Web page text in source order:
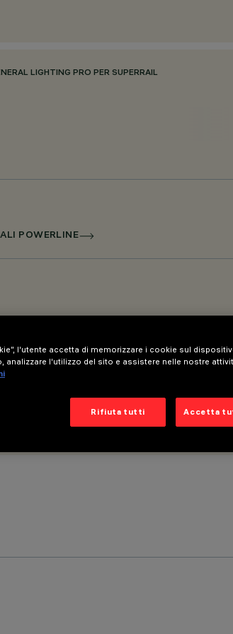
LIGHTING PRO PER SUPERRAIL
POWERLINE
l'utente accetta di memorizzare i cookie sul
analizzare l'utilizzo del sito e assistere nelle nostre
Rifiuta tutti Accetta